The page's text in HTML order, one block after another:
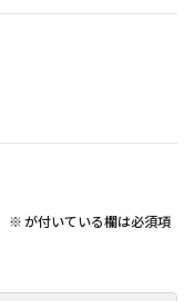
※ が付いている欄は必須項